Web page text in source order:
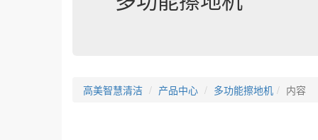
高美智慧清洁 产品中心 多功能擦地机 内容